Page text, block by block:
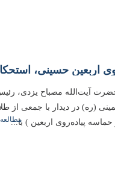
حضرت آیت‌الله مصباح یزدی،
(ره) در دیدار با جمعی از
پیاده‌روی اربعین ) با...